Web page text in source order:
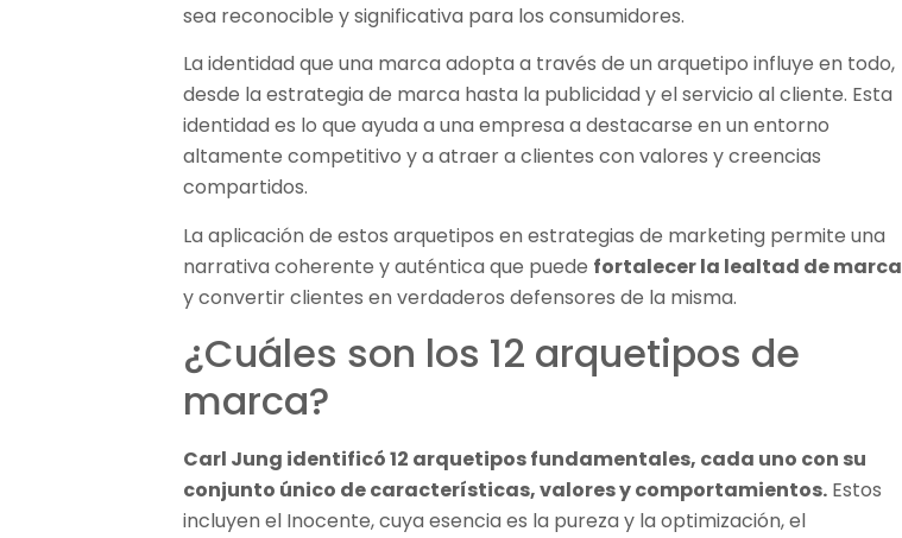
sea reconocible y significativa para los consumidores.
La identidad que una marca adopta a través de un arquetipo influye en todo,
desde la estrategia de marca hasta la publicidad y el servicio al cliente. Esta
identidad es lo que ayuda a una empresa a destacarse en un entorno
altamente competitivo y a atraer a clientes con valores y creencias
compartidos.
La aplicación de estos arquetipos en estrategias de marketing permite una
narrativa coherente y auténtica que puede fortalecer la lealtad de marca
y convertir clientes en verdaderos defensores de la misma.
¿Cuáles son los 12 arquetipos de
marca?
Carl Jung identificó 12 arquetipos fundamentales, cada uno con su
conjunto único de características, valores y comportamientos. Estos
incluyen el Inocente, cuya esencia es la pureza y la optimización, el